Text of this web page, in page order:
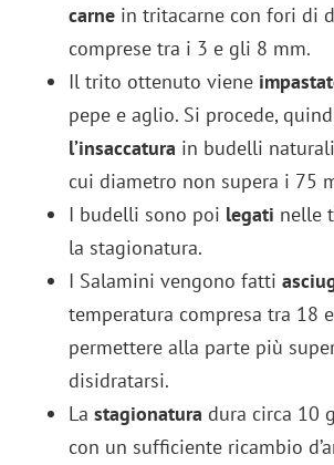
carne in tritacarne con fori di
comprese tra i 3 e gli 8 mm.
Il trito ottenuto viene
pepe e aglio. Si procede,
l’insaccatura in budelli
cui diametro non supera i 75
I budelli sono poi legati nelle
la stagionatura.
I Salamini vengono fatti
temperatura compresa tra 18
permettere alla parte più
disidratarsi.
Lastagionatura dura circa 10
con un sufficiente ricambio